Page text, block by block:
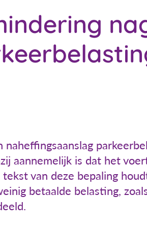
aannemelijk is dat het
van deze bepaling
betaalde belasting,